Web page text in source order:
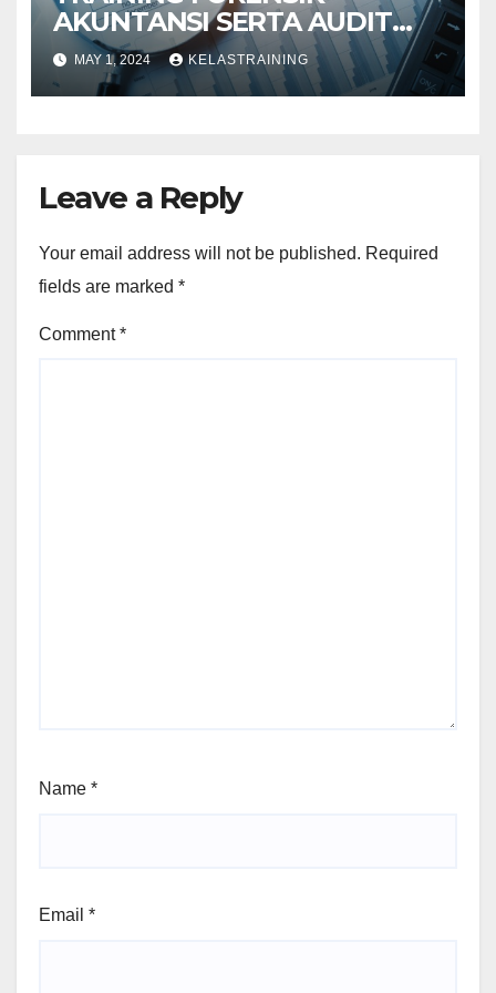
AKUNTANSI SERTA AUDIT
PENYELIDIKAN
MAY 1, 2024 KELASTRAINING
Leave a Reply
Your email address will not be published. Required
fields are marked *
Comment*
Name *
Email *